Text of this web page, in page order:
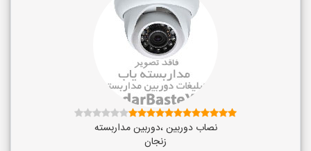
نصاب دوربین ،دوربین مداربسته
زنجان